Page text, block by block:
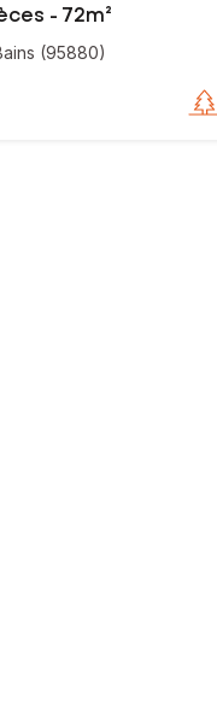
- 72m²
(95880)